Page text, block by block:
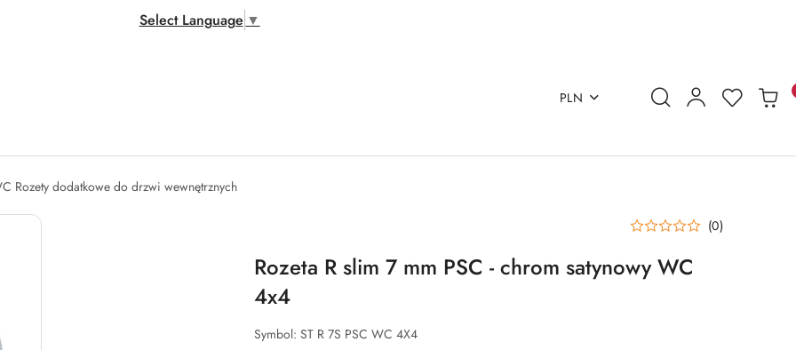
Select Language ▼
PLN
Rozety dodatkowe do drzwi wewnętrznych
(0)
Rozeta R slim 7 mm PSC - chrom satynowy WC
4x4
Symbol: ST R 7S PSC WC 4X4